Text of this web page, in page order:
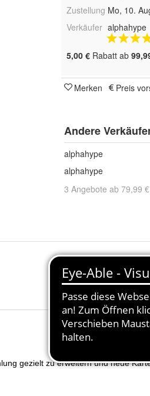
Zustellung Mo, 10.
Verkäufer alphahype
5,00 € Rabatt ab
Merken Preis
Andere
alphahype
alphahype
3 Angebote ab 79,99 €